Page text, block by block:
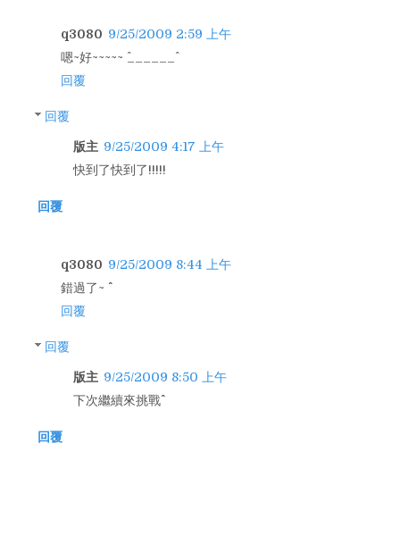
q3080 9/25/2009 2:59 上午
嗯~好~~~~~ ^______^
回覆
回覆
版主 9/25/2009 4:17 上午
快到了快到了!!!!!
回覆
q3080 9/25/2009 8:44 上午
錯過了~ ^^
回覆
回覆
版主 9/25/2009 8:50 上午
下次繼續來挑戰^^
回覆